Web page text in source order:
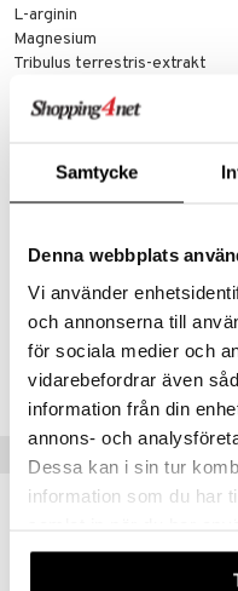
Samtycke
Denna webbplats
Vi använder
och annonserna till
för sociala medier och
vidarebefordrar även
information från din
annons- och
Dessa kan i sin tur
information som du har
våra cookies vid
L-arginin
Magnesium
Tribulus terrestris-extrakt
Jamsrot extrakt
Vitamin B6
Bioperine svartpepparextrakt
*DRI = Dagligt referensintag
Artikelnr
HTM04-Y9-120
Lägsta pris senaste 30